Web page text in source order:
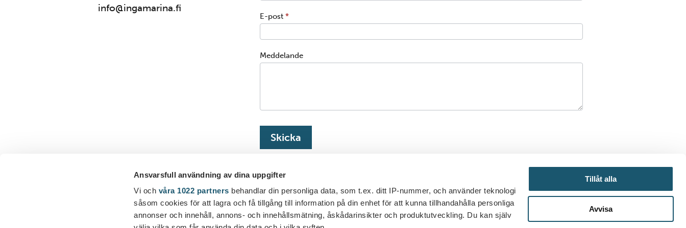
Ansvarsfull användning av dina uppgifter
Vi och våra 1022 partners behandlar din personliga data, som t.ex. ditt IP-nummer, och använder teknologi
såsom cookies för att lagra och få tillgång till information på din enhet för att kunna tillhandahålla personliga
annonser och innehåll, annons- och innehållsmätning, åskådarinsikter och produktutveckling. Du kan själv
Tillåt alla
Avvisa
info@ingamarina.fi
E-post *
Meddelande
Skicka
Ingå Marina på email
Ingå Marina på Facebook